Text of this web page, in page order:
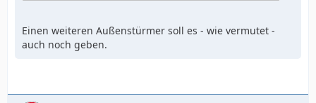
Einen weiteren Außenstürmer soll es - wie vermutet -
auch noch geben.